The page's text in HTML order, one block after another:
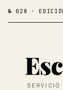
№ 028 ·
SERVICIO